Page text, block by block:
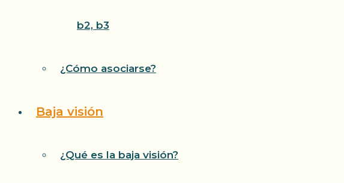
b2, b3
¿Cómo asociarse?
Baja visión
¿Qué es la baja visión?